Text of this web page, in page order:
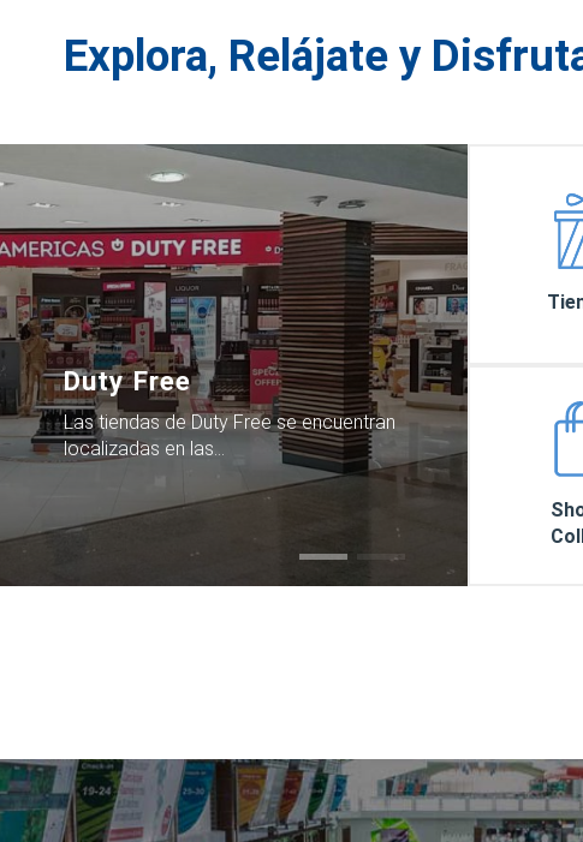
Explora, Relájate y
Duty Free
Las tiendas de Duty Free se encuentran
localizadas en las…